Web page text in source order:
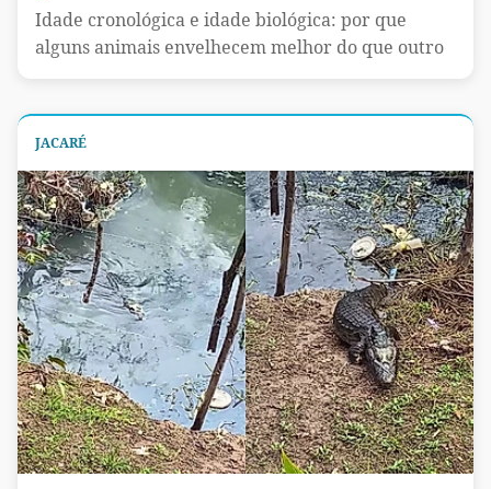
Idade cronológica e idade biológica: por que
alguns animais envelhecem melhor do que outro
JACARÉ